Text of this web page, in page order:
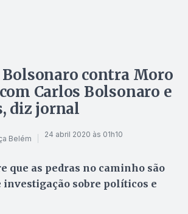
Bolsonaro contra Moro
Carlos Bolsonaro e
diz jornal
Belém 24 abril 2020 às 01h10
que as pedras no caminho são
investigação sobre políticos e